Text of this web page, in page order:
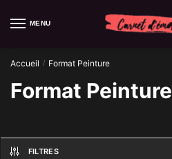
MENU
Accueil / Format Peinture
Format Peinture
FILTRES